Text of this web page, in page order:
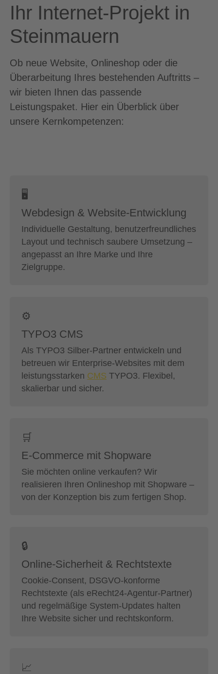
Ihr Internet-Projekt in
Steinmauern
Ob neue Website, Onlineshop oder die
Überarbeitung Ihres bestehenden Auftritts –
wir bieten Ihnen das passende
Leistungspaket. Hier ein Überblick über
unsere Kernkompetenzen:
🖥
Webdesign & Website-Entwicklung
Individuelle Gestaltung, benutzerfreundliches
Layout und technisch saubere Umsetzung –
angepasst an Ihre Marke und Ihre
Zielgruppe.
⚙️
TYPO3 CMS
Als TYPO3 Silber-Partner entwickeln und
betreuen wir Enterprise-Websites mit dem
leistungsstarken CMS TYPO3. Flexibel,
skalierbar und sicher.
🛒
E-Commerce mit Shopware
Sie möchten online verkaufen? Wir
realisieren Ihren Onlineshop mit Shopware –
von der Konzeption bis zum fertigen Shop.
🔒
Online-Sicherheit & Rechtstexte
Cookie-Consent, DSGVO-konforme
Rechtstexte (als eRecht24-Agentur-Partner)
und regelmäßige System-Updates halten
Ihre Website sicher und rechtskonform.
📈